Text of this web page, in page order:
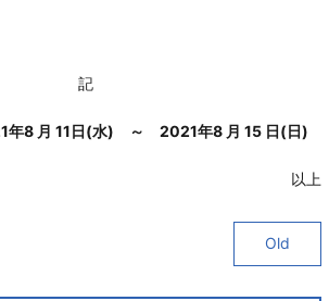
記
月 11日(水) ～ 2021年8 月 15 日(日)
以上
Old